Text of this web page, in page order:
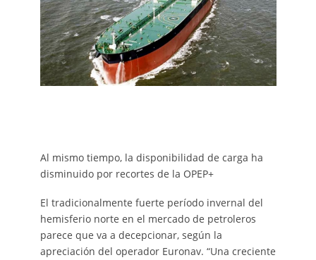
Al mismo tiempo, la disponibilidad de carga ha
disminuido por recortes de la OPEP+
El tradicionalmente fuerte período invernal del
hemisferio norte en el mercado de petroleros
parece que va a decepcionar, según la
apreciación del operador Euronav. “Una creciente